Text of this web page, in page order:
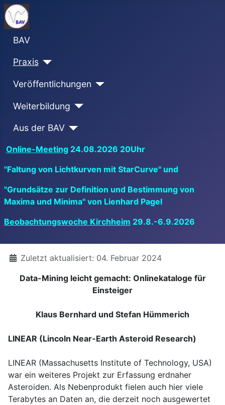
BAV
Praxis
Veröffentlichungen
Weiterbildung
Aus der BAV
Online-Meeting 24.08.2026 20Uhr
"Faltung von Lichtkurven mit StarCurve" und
"Grundsätze zur Definition und Bestimmung von
Maxima und Minima" von Lienhard Pagel
Beobachtungswoche Kirchheim 29.8.-6.9.2026
DetailsZuletzt aktualisiert: 04. Februar 2024
Data-Mining leicht gemacht: Onlinekataloge für
Einsteiger
Klaus Bernhard und Stefan Hümmerich
LINEAR (Lincoln Near-Earth Asteroid Research)
LINEAR (Massachusetts Institute of Technology, USA)
war ein weiteres Projekt zur Erfassung erdnaher
Asteroiden. Als Nebenprodukt fielen auch hier viele
Terabytes an Daten an, die derzeit noch ausgewertet